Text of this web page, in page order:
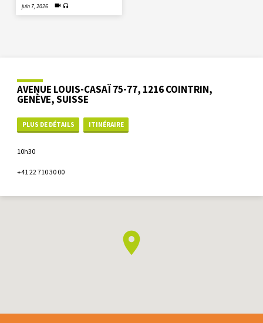
juin 7, 2026
AVENUE LOUIS-CASAÏ 75-77, 1216 COINTRIN,
GENÈVE, SUISSE
PLUS DE DÉTAILS ITINÉRAIRE
10h30
+41 22 710 30 00